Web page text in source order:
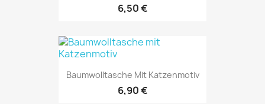
6,50 €
Baumwolltasche Mit Katzenmotiv
6,90 €